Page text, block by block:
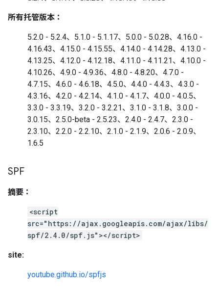
所有托管版本：
5.2.0 - 5.2.4、5.1.0 - 5.1.17、5.0.0 - 5.0.28、4.16.0 -
4.16.43、4.15.0 - 4.15.55、4.14.0 - 4.14.28、4.13.0 -
4.13.25、4.12.0 - 4.12.18、4.11.0 - 4.11.21、4.10.0 -
4.10.26、4.9.0 - 4.9.36、4.8.0 - 4.8.20、4.7.0 -
4.7.15、4.6.0 - 4.6.18、4.5.0、4.4.0 - 4.4.3、4.3.0 -
4.3.16、4.2.0 - 4.2.14、4.1.0 - 4.1.7、4.0.0 - 4.0.5、
3.3.0 - 3.3.19、3.2.0 - 3.2.21、3.1.0 - 3.1.8、3.0.0 -
3.0.15、2.5.0-beta - 2.5.23、2.4.0 - 2.4.7、2.3.0 -
2.3.10、2.2.0 - 2.2.10、2.1.0 - 2.1.9、2.0.6 - 2.0.9、
1.6.5
SPF
摘要：
<script
src="https://ajax.googleapis.com/ajax/libs/
spf/2.4.0/spf.js"></script>
site:
youtube.github.io/spfjs